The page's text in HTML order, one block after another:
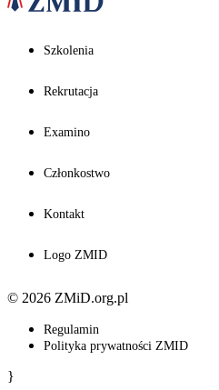
Szkolenia
Rekrutacja
Examino
Członkostwo
Kontakt
Logo ZMID
© 2026 ZMiD.org.pl
Regulamin
Polityka prywatności ZMID
}